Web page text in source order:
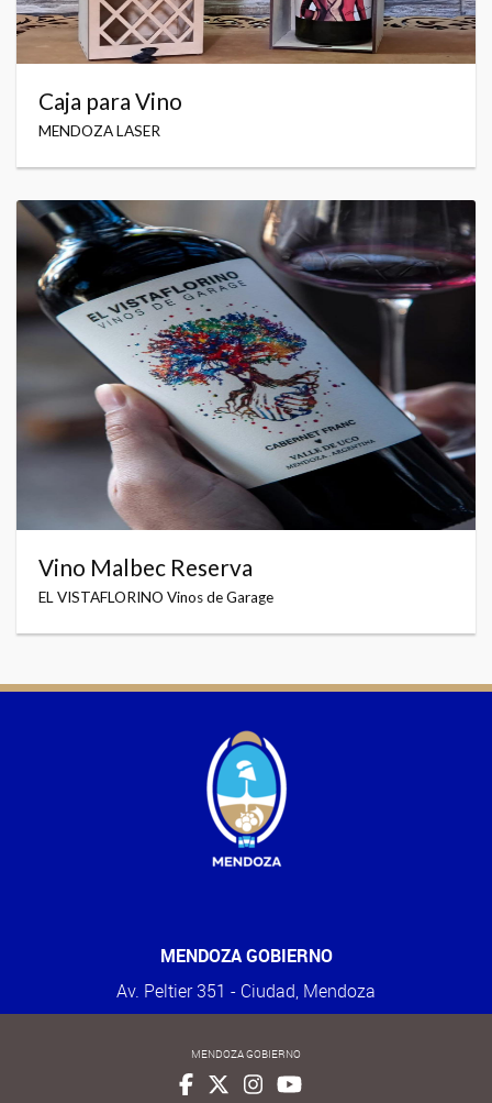
Caja para Vino
MENDOZA LASER
Vino Malbec Reserva
EL VISTAFLORINO Vinos de Garage
MENDOZA GOBIERNO
Av. Peltier 351 - Ciudad, Mendoza
MENDOZA GOBIERNO